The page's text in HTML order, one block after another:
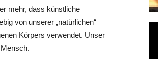
mehr, dass künstliche
von unserer „natürlichen“
Körpers verwendet. Unser